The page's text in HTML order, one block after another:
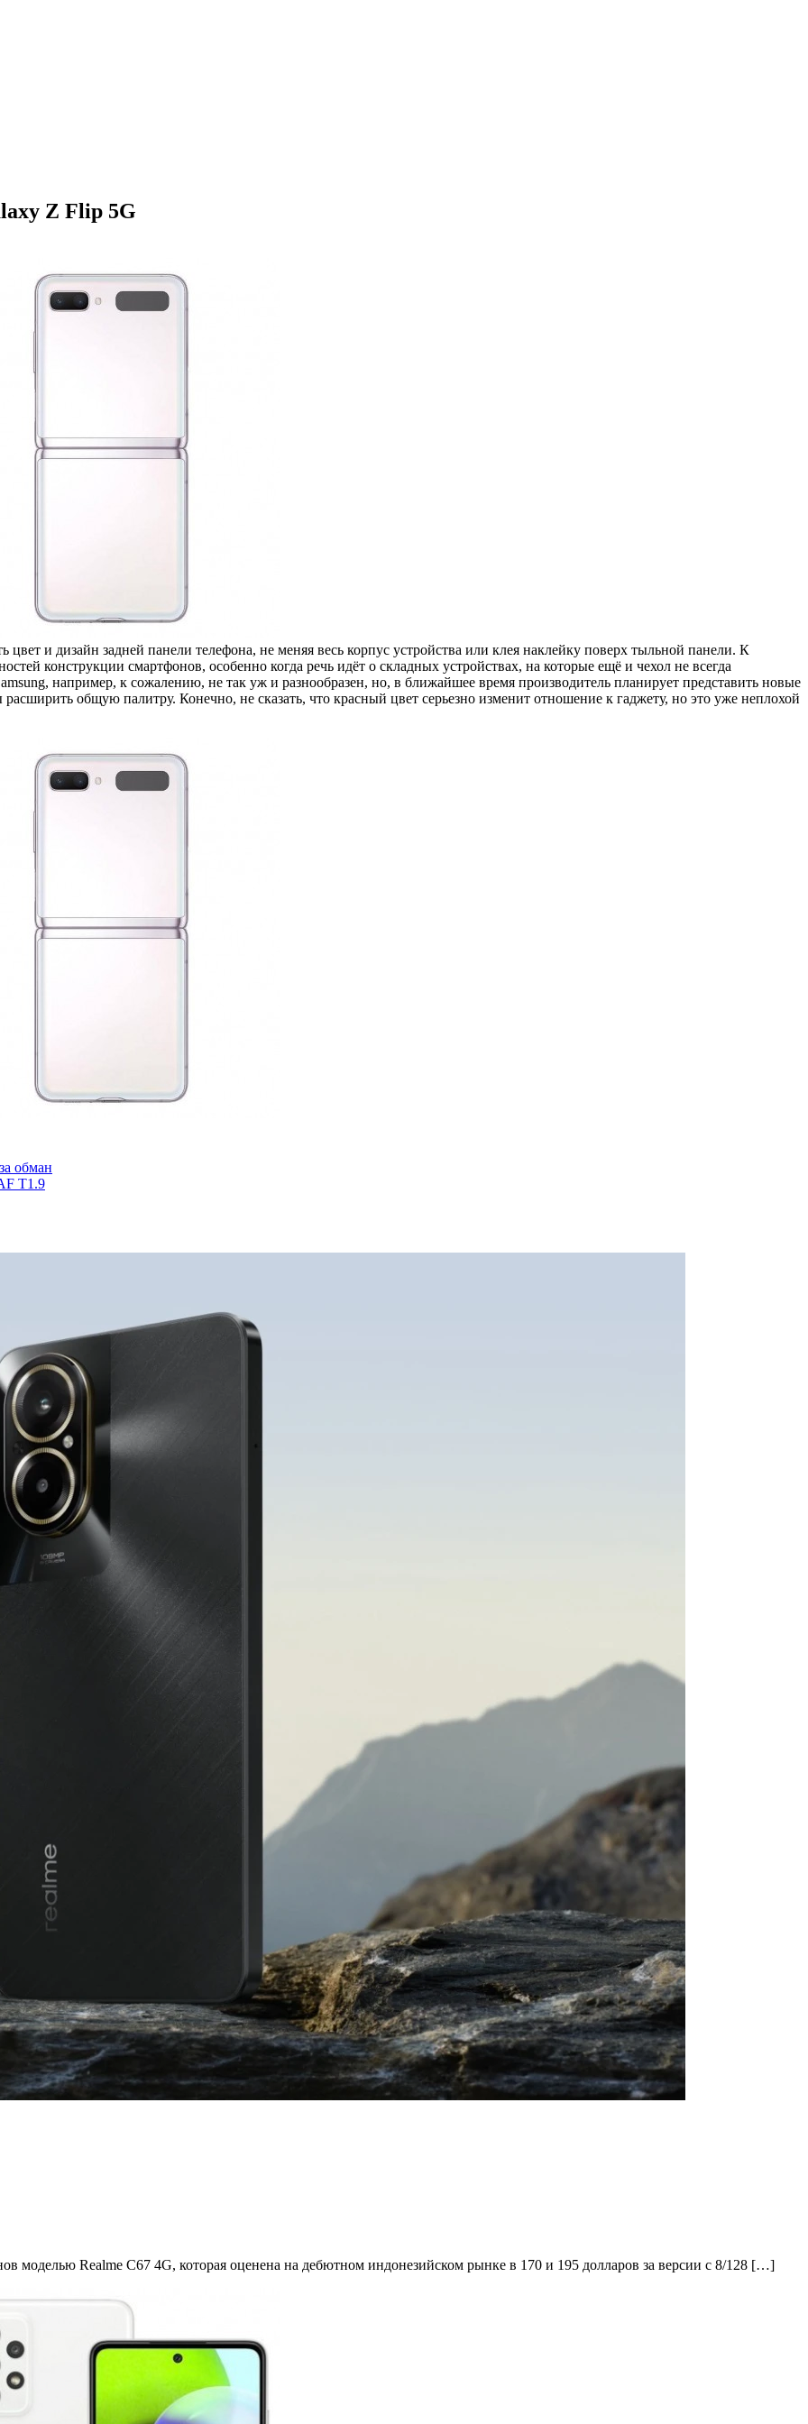
Z Flip 5G
цвет и дизайн задней панели телефона, не меняя весь корпус устройства или клея наклейку поверх тыльной панели. К
конструкции смартфонов, особенно когда речь идёт о складных устройствах, на которые ещё и чехол не всегда
например, к сожалению, не так уж и разнообразен, но, в ближайшее время производитель планирует представить новые
общую палитру. Конечно, не сказать, что красный цвет серьезно изменит отношение к гаджету, но это уже неплохой
обман
T1.9
моделью Realme C67 4G, которая оценена на дебютном индонезийском рынке в 170 и 195 долларов за версии с 8/128 […]